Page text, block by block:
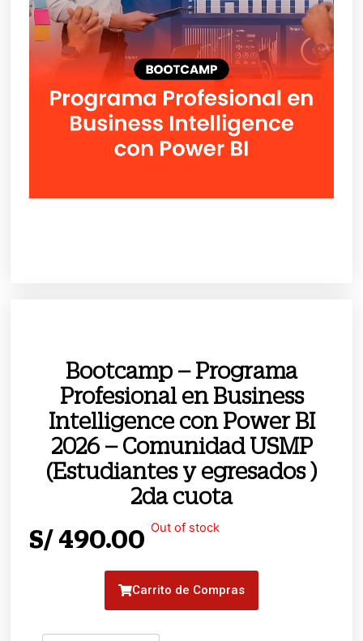
Bootcamp – Programa
Profesional en Business
Intelligence con Power BI
2026 – Comunidad USMP
(Estudiantes y egresados ​​)
2da cuota
S/ 490.00 Out of stock
Carrito de Compras